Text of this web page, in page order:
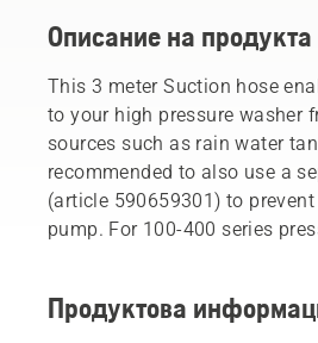
Описание на продукта
This 3 meter Suction hose
to your high pressure washer
sources such as rain water
recommended to also use a
(article 590659301) to
pump. For 100-400 series
Продуктова